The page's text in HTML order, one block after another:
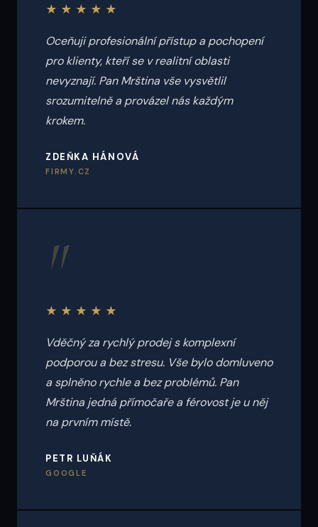
★★★★★
Oceňuji profesionální přístup a pochopení
pro klienty, kteří se v realitní oblasti
nevyznají. Pan Mrština vše vysvětlil
srozumitelně a provázel nás každým
krokem.
ZDEŇKA HÁNOVÁ
FIRMY.CZ
"
★★★★★
Vděčný za rychlý prodej s komplexní
podporou a bez stresu. Vše bylo domluveno
a splněno rychle a bez problémů. Pan
Mrština jedná přímočaře a férovost je u něj
na prvním místě.
PETR LUŇÁK
GOOGLE